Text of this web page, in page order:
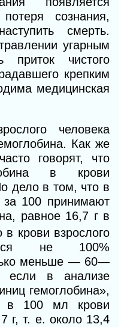
сознания,
смерть.
угарным
приток чистого
крепким
медицинская
человека
Как же
говорят, что
в крови
дело в том, что в
за 100 принимают
равное 16,7 г в
крови взрослого
не 100%
меньше — 60—
если в анализе
гемоглобина»,
в 100 мл крови
г, т. е. около 13,4